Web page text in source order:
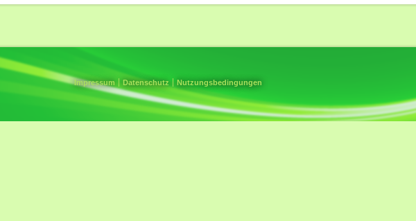
Impressum Datenschutz Nutzungsbedingungen